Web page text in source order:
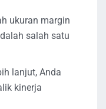
ukuran margin
salah satu
lanjut, Anda
kinerja